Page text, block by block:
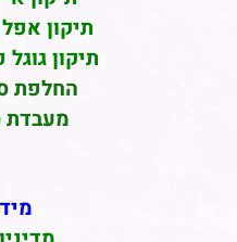
תיקון
תיקון
החלפת
מעבדת